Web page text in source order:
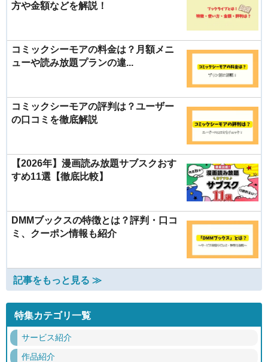
方や金額などを解説！
コミックシーモアの料金は？月額メニ
ューや読み放題プランの違...
コミックシーモアの評判は？ユーザー
の口コミを徹底解説
【2026年】漫画読み放題サブスクおす
すめ11選【徹底比較】
DMMブックスの特徴とは？評判・口コ
ミ、クーポン情報も紹介
記事をもっと見る ≫
特集カテゴリ一覧
サービス紹介
作品紹介